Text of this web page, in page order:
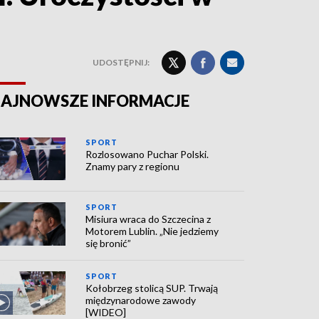
UDOSTĘPNIJ:
INFORMACJE
SPORT
Rozlosowano Puchar Polski.
Znamy pary z regionu
SPORT
Misiura wraca do Szczecina z
Motorem Lublin. „Nie jedziemy
się bronić”
SPORT
Kołobrzeg stolicą SUP. Trwają
międzynarodowe zawody
[WIDEO]